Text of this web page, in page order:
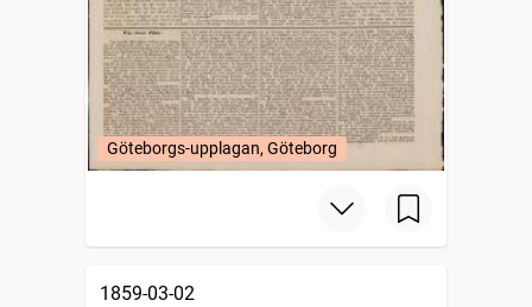
Göteborgs-upplagan, Göteborg
1859-03-02